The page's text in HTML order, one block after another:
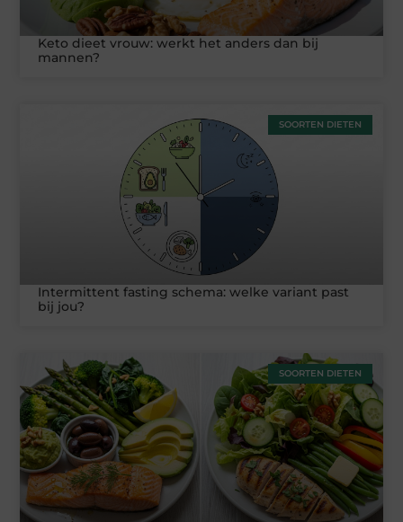
Keto dieet vrouw: werkt het anders dan bij
mannen?
SOORTEN DIETEN
Intermittent fasting schema: welke variant past
bij jou?
SOORTEN DIETEN